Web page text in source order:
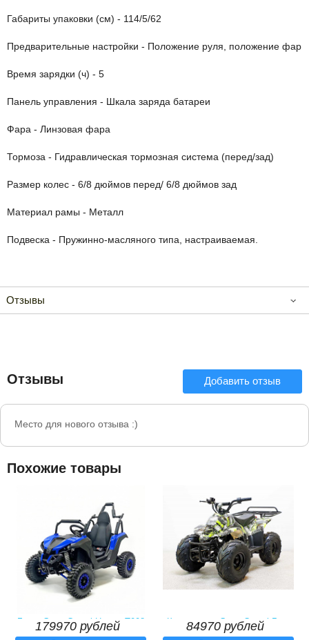
Габариты упаковки (см) - 114/5/62
Предварительные настройки - Положение руля, положение фары
Время зарядки (ч) - 5
Панель управления - Шкала заряда батареи
Фара - Линзовая фара
Тормоза - Гидравлическая тормозная система (перед/зад)
Размер колес - 6/8 дюймов перед/ 6/8 дюймов зад
Материал рамы - Металл
Подвеска - Пружинно-масляного типа, настраиваемая.
Отзывы
Отзывы Добавить отзыв
Место для нового отзыва :)
Похожие товары
Багги GreenCamel Намиб T008
(48V20Ah 1200W R6 Дифф)
179970 рублей
Квадроцикл GreenCamel Гоби
K51 (36V 800W R7 Цепь)
84970 рублей